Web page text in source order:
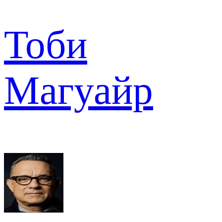
Тоби
Магуайр